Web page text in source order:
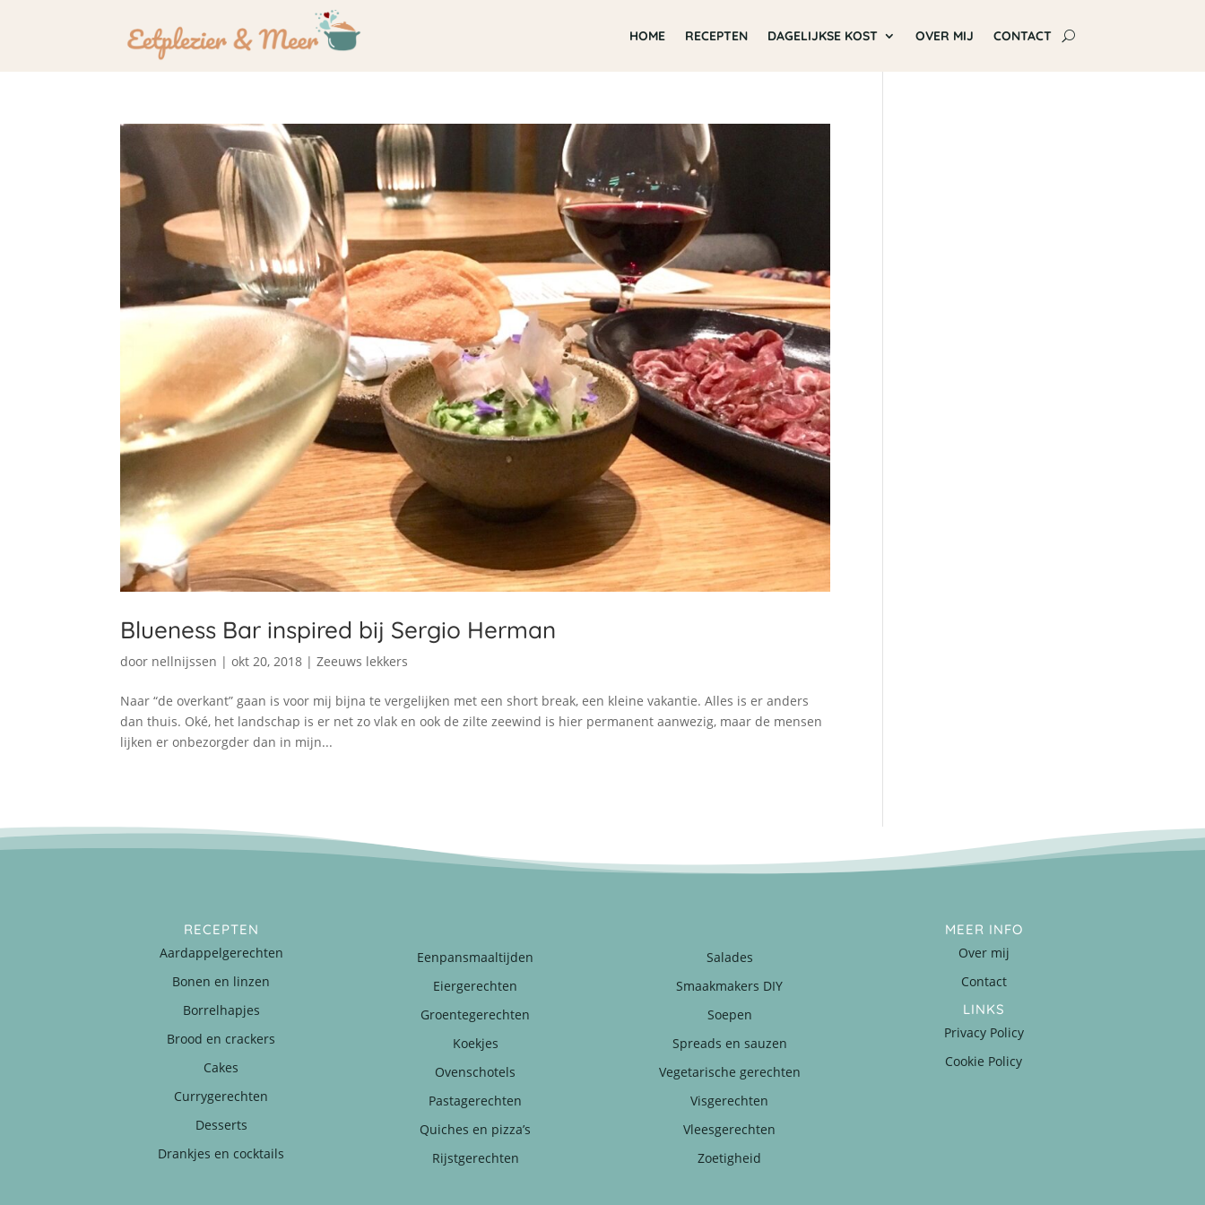
HOME RECEPTEN DAGELIJKSE KOST OVER MIJ CONTACT
Blueness Bar inspired bij Sergio Herman
door nellnijssen |okt 20, 2018 |Zeeuws lekkers
Naar “de overkant” gaan is voor mij bijna te vergelijken met een short break, een kleine vakantie. Alles is er anders
dan thuis. Oké, het landschap is er net zo vlak en ook de zilte zeewind is hier permanent aanwezig, maar de mensen
lijken er onbezorgder dan in mijn...
RECEPTEN
Aardappelgerechten
Bonen en linzen
Borrelhapjes
Brood en crackers
Cakes
Currygerechten
Desserts
Drankjes en cocktails
Eenpansmaaltijden
Eiergerechten
Groentegerechten
Koekjes
Ovenschotels
Pastagerechten
Quiches en pizza’s
Rijstgerechten
Salades
Smaakmakers DIY
Soepen
Spreads en sauzen
Vegetarische gerechten
Visgerechten
Vleesgerechten
Zoetigheid
MEER INFO
Over mij
Contact
LINKS
Privacy Policy
Cookie Policy